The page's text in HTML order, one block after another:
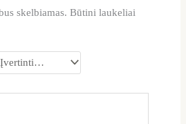
skelbiamas. Būtini laukeliai